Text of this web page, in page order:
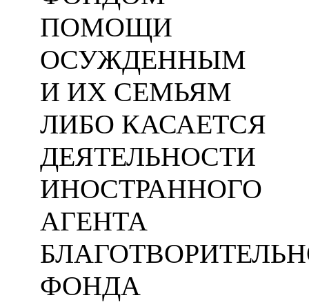
ПОМОЩИ
ОСУЖДЕННЫМ
И ИХ СЕМЬЯМ
ЛИБО КАСАЕТСЯ
ДЕЯТЕЛЬНОСТИ
ИНОСТРАННОГО
АГЕНТА
ФОНДА